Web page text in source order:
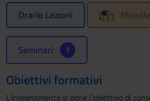
Orario Lezioni Moodle
Seminari 1
Obiettivi formativi
L’insegnamento si pone l’obiettivo di